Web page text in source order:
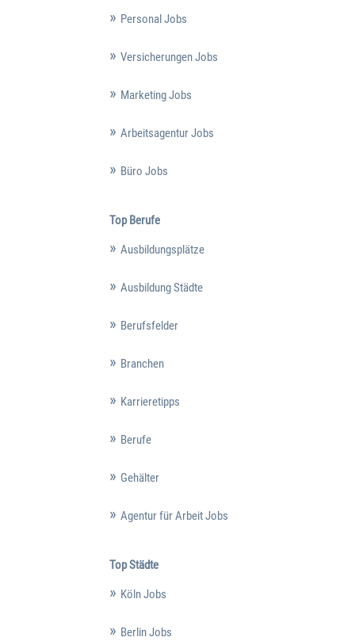
Personal Jobs
Versicherungen Jobs
Marketing Jobs
Arbeitsagentur Jobs
Büro Jobs
Top Berufe
Ausbildungsplätze
Ausbildung Städte
Berufsfelder
Branchen
Karrieretipps
Berufe
Gehälter
Agentur für Arbeit Jobs
Top Städte
Köln Jobs
Berlin Jobs